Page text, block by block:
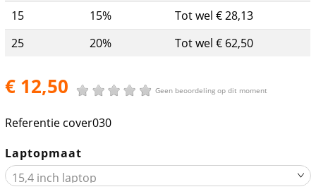
15
15%
Tot wel € 28,13
25
20% Tot wel € 62,50
€ 12,50 Geen beoordeling op dit moment
Referentie cover030
Laptopmaat